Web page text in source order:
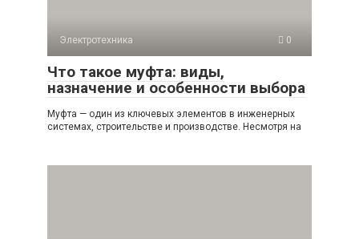
Электротехника 0
Что такое муфта: виды,
назначение и особенности выбора
Муфта — один из ключевых элементов в инженерных
системах, строительстве и производстве. Несмотря на